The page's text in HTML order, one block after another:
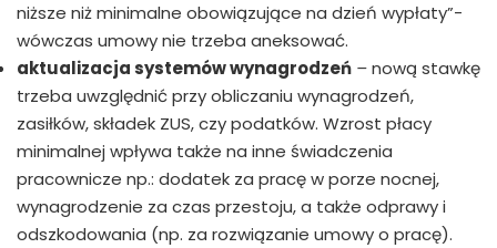
niższe niż minimalne obowiązujące na dzień wypłaty”-
wówczas umowy nie trzeba aneksować.
aktualizacja systemów wynagrodzeń –nową stawkę
trzeba uwzględnić przy obliczaniu wynagrodzeń,
zasiłków, składek ZUS, czy podatków. Wzrost płacy
minimalnej wpływa także na inne świadczenia
pracownicze np.: dodatek za pracę w porze nocnej,
wynagrodzenie za czas przestoju, a także odprawy i
odszkodowania (np. za rozwiązanie umowy o pracę).